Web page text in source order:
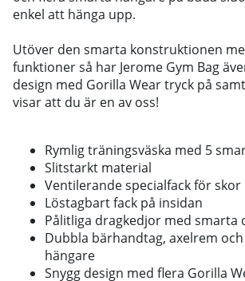
enkel att hänga upp.
Utöver den smarta konstruktionen
funktioner så har Jerome Gym Bag
design med Gorilla Wear tryck på
visar att du är en av oss!
Rymlig träningsväska med 5
Slitstarkt material
Ventilerande specialfack för skor
Löstagbart fack på insidan
Pålitliga dragkedjor med smarta
Dubbla bärhandtag, axelrem
hängare
Snygg design med flera Gorilla